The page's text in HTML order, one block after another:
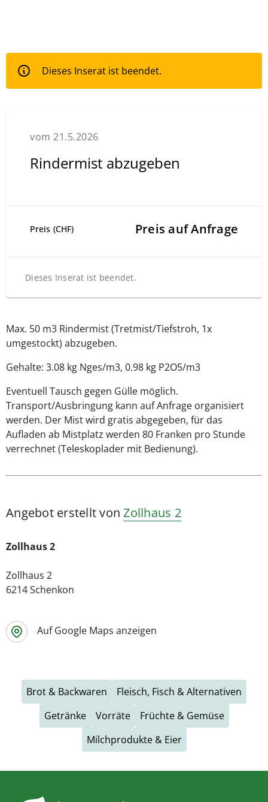
Dieses Inserat ist beendet.
vom 21.5.2026
Rindermist abzugeben
Preis (CHF) Preis auf Anfrage
Dieses Inserat ist beendet.
Max. 50 m3 Rindermist (Tretmist/Tiefstroh, 1x
umgestockt) abzugeben.
Gehalte: 3.08 kg Nges/m3, 0.98 kg P2O5/m3
Eventuell Tausch gegen Gülle möglich.
Transport/Ausbringung kann auf Anfrage organisiert
werden. Der Mist wird gratis abgegeben, für das
Aufladen ab Mistplatz werden 80 Franken pro Stunde
verrechnet (Teleskoplader mit Bedienung).
Angebot erstellt vonZollhaus 2
Zollhaus 2
Zollhaus 2
6214 Schenkon
Auf Google Maps anzeigen
Brot & Backwaren
Fleisch, Fisch & Alternativen
Getränke
Vorräte
Früchte & Gemüse
Milchprodukte & Eier